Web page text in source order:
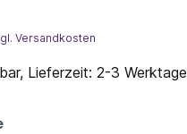
Versandkosten
Lieferzeit: 2-3